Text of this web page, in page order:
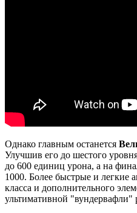
Однако главным останется
Улучшив его до шестого
до 600 единиц урона, а на
1000. Более быстрые и легкие
класса и дополнительного
ультимативной "вундервафли"